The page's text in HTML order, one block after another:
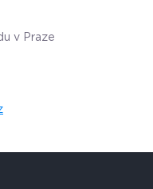
v Praze